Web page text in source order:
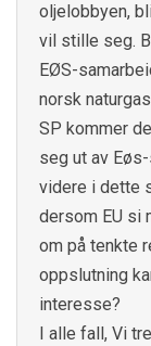
oljelobbyen,
vil stille seg.
EØS-
norsk
SP kommer
seg ut av
videre i dette
dersom EU si
om på tenkte
oppslutning
interesse?
I alle fall, Vi